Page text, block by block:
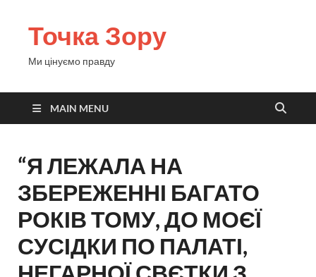
Точка Зору
Ми цінуємо правду
MAIN MENU
“Я ЛЕЖАЛА НА
ЗБЕРЕЖЕННІ БАГАТО
РОКІВ ТОМУ, ДО МОЄЇ
СУСІДКИ ПО ПАЛАТІ,